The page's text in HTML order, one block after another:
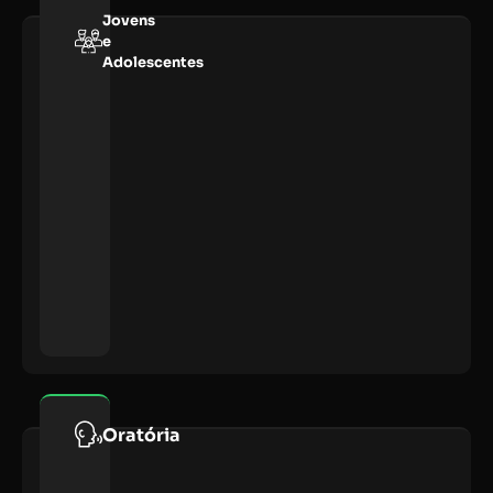
Jovens
e
Adolescentes
Oratória